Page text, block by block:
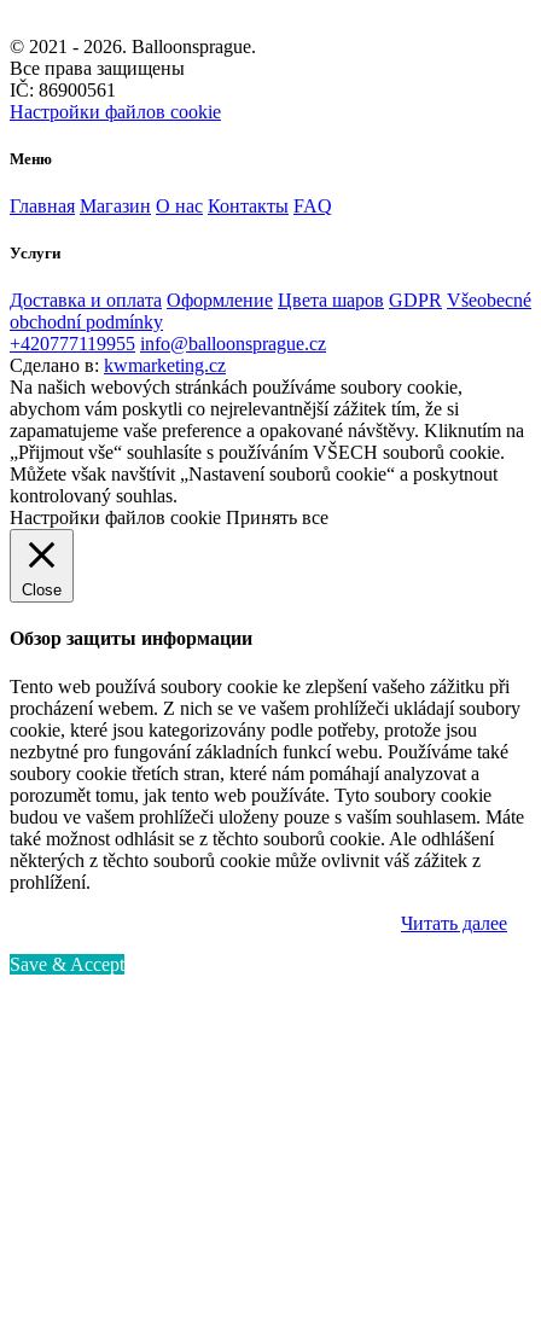
© 2021 - 2026. Balloonsprague.
Все права защищены
IČ: 86900561
Настройки файлов cookie
Меню
Главная Магазин О нас Контакты FAQ
Услуги
Доставка и оплата Оформление Цвета шаров GDPR Všeobecné
obchodní podmínky
+420777119955 info@balloonsprague.cz
Сделано в: kwmarketing.cz
Na našich webových stránkách používáme soubory cookie,
abychom vám poskytli co nejrelevantnější zážitek tím, že si
zapamatujeme vaše preference a opakované návštěvy. Kliknutím na
„Přijmout vše“ souhlasíte s používáním VŠECH souborů cookie.
Můžete však navštívit „Nastavení souborů cookie“ a poskytnout
kontrolovaný souhlas.
Настройки файлов cookie Принять все
Close
Обзор защиты информации
Tento web používá soubory cookie ke zlepšení vašeho zážitku při
procházení webem. Z nich se ve vašem prohlížeči ukládají soubory
cookie, které jsou kategorizovány podle potřeby, protože jsou
nezbytné pro fungování základních funkcí webu. Používáme také
soubory cookie třetích stran, které nám pomáhají analyzovat a
porozumět tomu, jak tento web používáte. Tyto soubory cookie
budou ve vašem prohlížeči uloženy pouze s vaším souhlasem. Máte
také možnost odhlásit se z těchto souborů cookie. Ale odhlášení
některých z těchto souborů cookie může ovlivnit váš zážitek z
prohlížení.
Читать далее
Save & Accept